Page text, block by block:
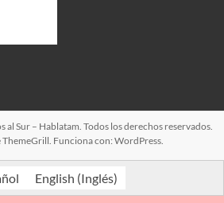
al Sur – Hablatam. Todos los derechos reservados.
ThemeGrill. Funciona con:WordPress.
English (Inglés)